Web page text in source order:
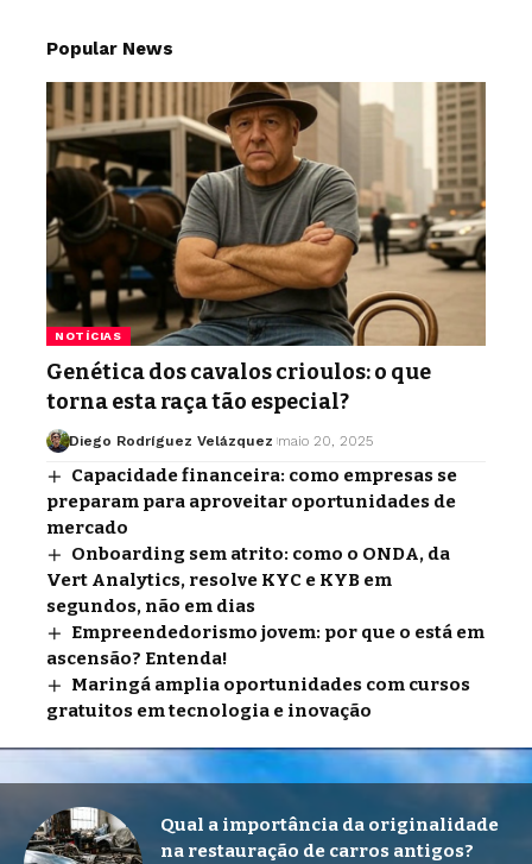
Popular News
NOTÍCIAS
Genética dos cavalos crioulos: o que
torna esta raça tão especial?
Diego Rodríguez Velázquez maio 20, 2025
Capacidade financeira: como empresas se
preparam para aproveitar oportunidades de
mercado
Onboarding sem atrito: como o ONDA, da
Vert Analytics, resolve KYC e KYB em
segundos, não em dias
Empreendedorismo jovem: por que o está em
ascensão? Entenda!
Maringá amplia oportunidades com cursos
gratuitos em tecnologia e inovação
Qual a importância da originalidade
na restauração de carros antigos?